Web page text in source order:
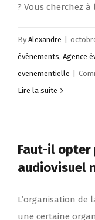
? Vous cherchez à
By Alexandre
évènements, Agence
evenementielle
Lire la suite
Faut-il opter
audiovisuel
L’organisation de
une certaine